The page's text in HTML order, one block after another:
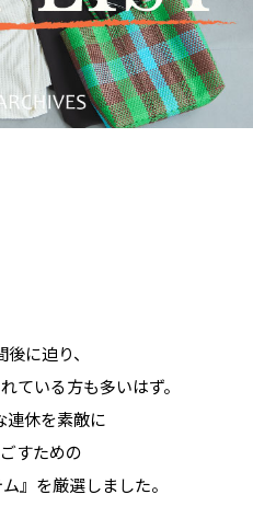
に迫り、
ている方も多いはず。
連休を素敵に
すための
』を厳選しました。